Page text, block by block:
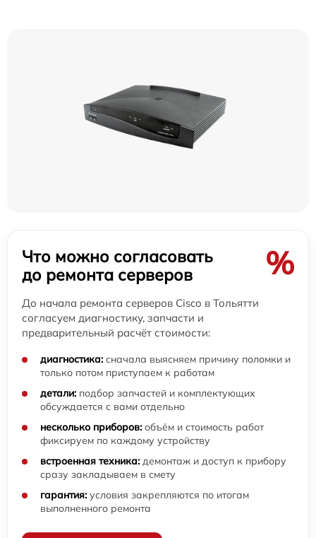
Что можно согласовать
до ремонта серверов
%
До начала ремонта серверов Cisco в Тольятти
согласуем диагностику, запчасти и
предварительный расчёт стоимости:
диагностика: сначала выясняем причину поломки и
только потом приступаем к работам
детали: подбор запчастей и комплектующих
обсуждается с вами отдельно
несколько приборов: объём и стоимость работ
фиксируем по каждому устройству
встроенная техника: демонтаж и доступ к прибору
сразу закладываем в смету
гарантия: условия закрепляются по итогам
выполненного ремонта